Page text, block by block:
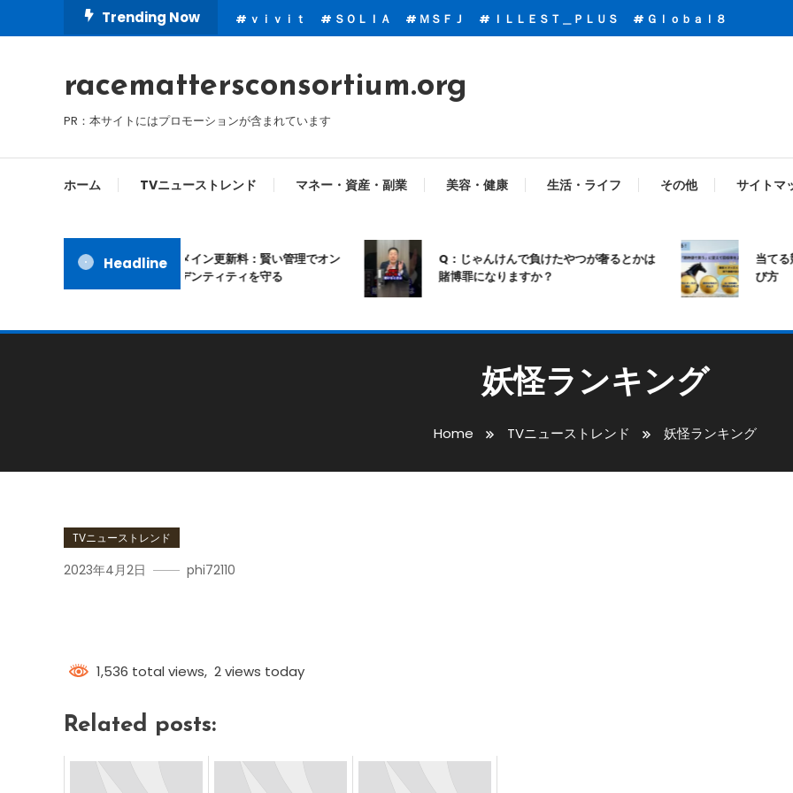
To
Trending Now ｖｉｖｉｔ ＳＯＬＩＡ ＭＳＦＪ ＩＬＬＥＳＴ＿ＰＬＵＳ Ｇｌｏｂａｌ８
racemattersconsortium.org
PR：本サイトにはプロモーションが含まれています
ホーム TVニューストレンド マネー・資産・副業 美容・健康 生活・ライフ その他 サイトマ
Headline
ムームードメイン更新料：賢い管理でオン
ラインアイデンティティを守る
Q：じゃんけんで負けたやつが奢るとかは
賭博罪になりますか？
当てる競馬
び方
妖怪ランキング
Home TVニューストレンド 妖怪ランキング
TVニューストレンド
2023年4月2日 phi72110
1,536 total views, 2 views today
Related posts: